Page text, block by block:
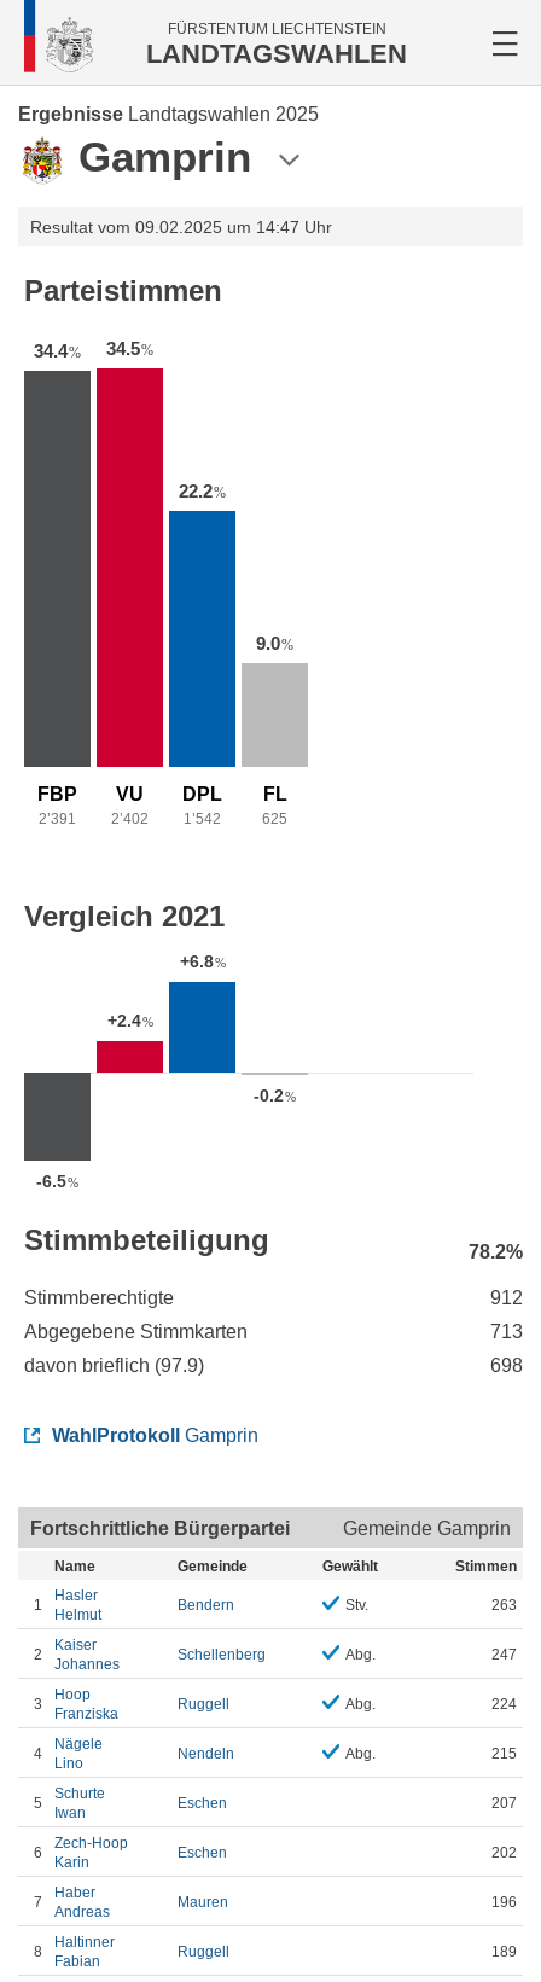
FÜRSTENTUM LIECHTENSTEIN
LANDTAGSWAHLEN
Ergebnisse Landtagswahlen 2025
Gamprin
Resultat vom 09.02.2025 um 14:47 Uhr
Parteistimmen
34.4%
FBP
2’391
34.5%
VU
2’402
22.2%
DPL
1’542
9.0%
FL
625
Vergleich 2021
-6.5%
+2.4%
+6.8%
-0.2%
Stimmbeteiligung 78.2%
Stimmberechtigte
912
Abgegebene Stimmkarten
713
davon brieflich (97.9) 698
WahlProtokoll Gamprin
Fortschrittliche Bürgerpartei Gemeinde Gamprin
Name Gemeinde Gewählt Stimmen
1
Hasler
Helmut
Bendern Stv. 263
2
Kaiser
Johannes
Schellenberg Abg. 247
3
Hoop
Franziska
Ruggell Abg. 224
4
Nägele
Lino
Nendeln Abg. 215
5
Schurte
Iwan
Eschen 207
6
Zech-Hoop
Karin
Eschen 202
7
Haber
Andreas
Mauren 196
8
Haltinner
Fabian
Ruggell 189